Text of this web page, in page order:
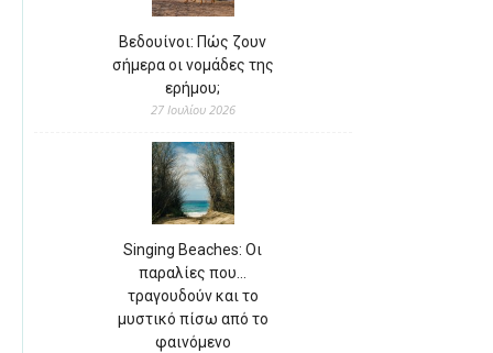
Βεδουίνοι: Πώς ζουν
σήμερα οι νομάδες της
ερήμου;
27 Ιουλίου 2026
Singing Beaches: Οι
παραλίες που…
τραγουδούν και το
μυστικό πίσω από το
φαινόμενο